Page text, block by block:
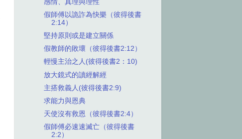
感情、真理與理性
假師傅以詭詐為快樂（彼得後書
2:14）
堅持原則或是建立關係
假教師的敗壞（彼得後書2:12）
輕慢主治之人(彼得後書2：10)
放大鏡式的讀經解經
主搭救義人(彼得後書2:9)
求能力與恩典
天使沒有救恩（彼得後書2:4）
假師傅必速速滅亡（彼得後書
2:2）